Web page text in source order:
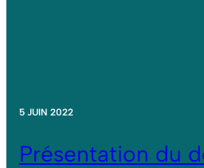
5 JUIN 2022
Présentation du